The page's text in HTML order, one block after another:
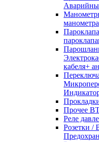
манометра
кабеля+
Прочее
Реле
Розетки /